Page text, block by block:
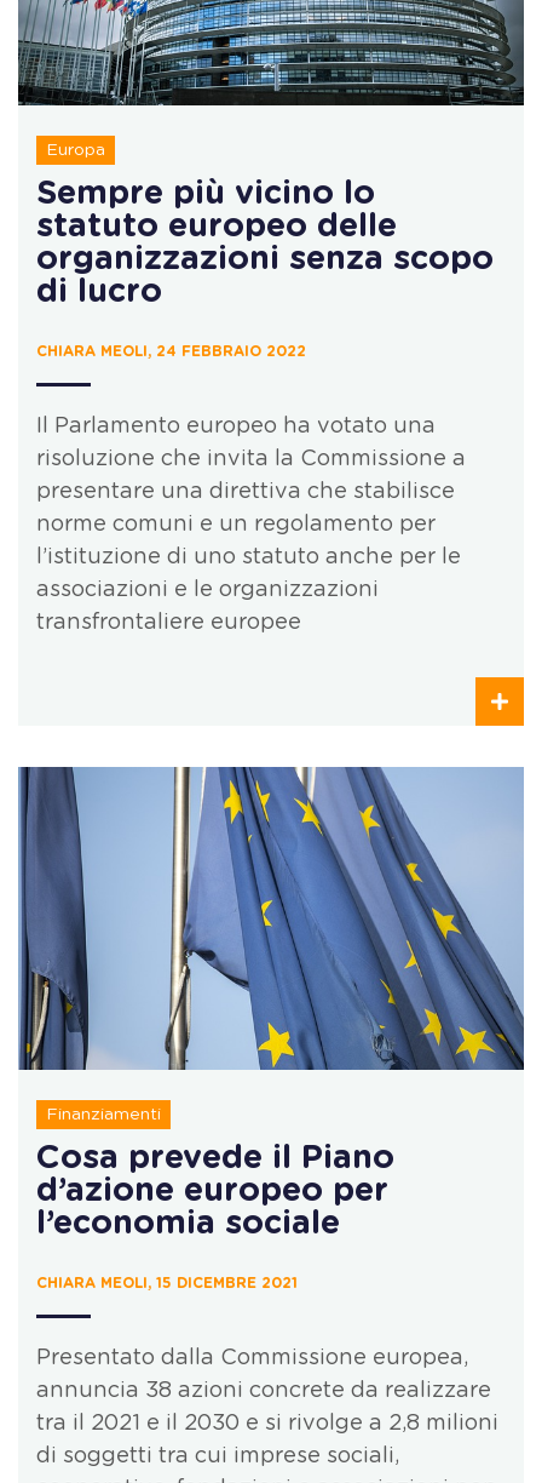
Europa
Sempre più vicino lo
statuto europeo delle
organizzazioni senza scopo
di lucro
CHIARA MEOLI, 24 FEBBRAIO 2022
Il Parlamento europeo ha votato una
risoluzione che invita la Commissione a
presentare una direttiva che stabilisce
norme comuni e un regolamento per
l’istituzione di uno statuto anche per le
associazioni e le organizzazioni
transfrontaliere europee
Finanziamenti
Cosa prevede il Piano
d’azione europeo per
l’economia sociale
CHIARA MEOLI, 15 DICEMBRE 2021
Presentato dalla Commissione europea,
annuncia 38 azioni concrete da realizzare
tra il 2021 e il 2030 e si rivolge a 2,8 milioni
di soggetti tra cui imprese sociali,